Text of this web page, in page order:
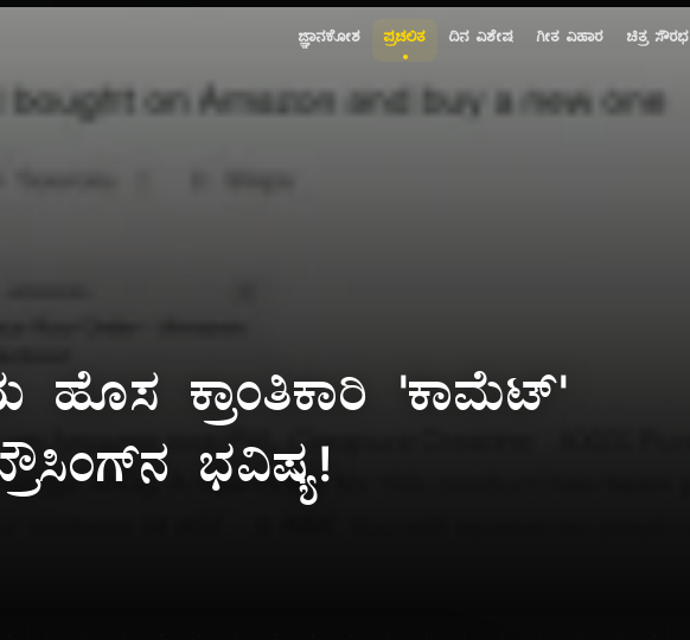
ಜ್ಞಾನಕೋಶ ಪ್ರಚಲಿತ ದಿನ ವಿಶೇಷ ಗೀತ ವಿಹಾರ ಚಿತ್ರ ಸೌರಭ
ಹೊಸ ಕ್ರಾಂತಿಕಾರಿ 'ಕಾಮೆಟ್'
ಭವಿಷ್ಯ!